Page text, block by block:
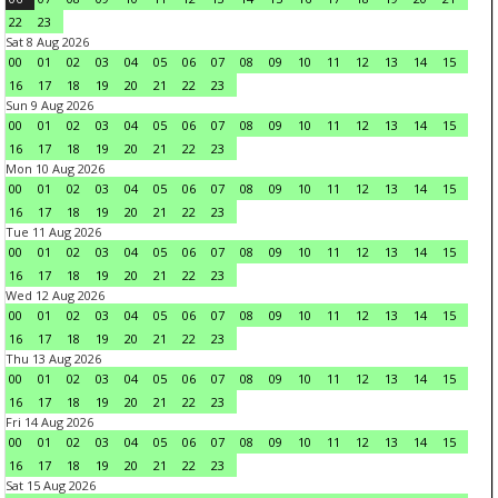
22
23
Sat 8 Aug 2026
00
01 02 03 04 05 06 07 08 09 10 11 12 13 14
15
16
17 18 19 20 21 22
23
Sun 9 Aug 2026
00
01 02 03 04 05 06 07 08 09 10 11 12 13 14
15
16
17 18 19 20 21 22
23
Mon 10 Aug 2026
00
01 02 03 04 05 06 07 08 09 10 11 12 13 14
15
16
17 18 19 20 21 22
23
Tue 11 Aug 2026
00
01 02 03 04 05 06 07 08 09 10 11 12 13 14
15
16
17 18 19 20 21 22
23
Wed 12 Aug 2026
00
01 02 03 04 05 06 07 08 09 10 11 12 13 14
15
16
17 18 19 20 21 22
23
Thu 13 Aug 2026
00
01 02 03 04 05 06 07 08 09 10 11 12 13 14
15
16
17 18 19 20 21 22
23
Fri 14 Aug 2026
00
01 02 03 04 05 06 07 08 09 10 11 12 13 14
15
16
17 18 19 20 21 22
23
Sat 15 Aug 2026